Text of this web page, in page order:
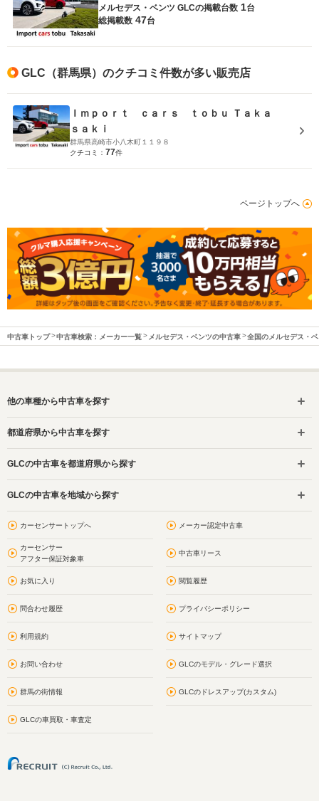
メルセデス・ベンツ GLCの掲載台数 1台
総掲載数 47台
GLC（群馬県）のクチコミ件数が多い販売店
Ｉｍｐｏｒｔ ｃａｒｓ ｔｏｂｕ Ｔａｋａ
ｓａｋｉ
群馬県高崎市小八木町１１９８
クチコミ： 77件
ページトップへ
中古車トップ 中古車検索：メーカー一覧 メルセデス・ベンツの中古車 全国のメルセデス・
他の車種から中古車を探す
都道府県から中古車を探す
GLCの中古車を都道府県から探す
GLCの中古車を地域から探す
カーセンサートップへ メーカー認定中古車
カーセンサー
アフター保証対象車
中古車リース
お気に入り 閲覧履歴
問合わせ履歴 プライバシーポリシー
利用規約 サイトマップ
お問い合わせ GLCのモデル・グレード選択
群馬の街情報 GLCのドレスアップ(カスタム)
GLCの車買取・車査定